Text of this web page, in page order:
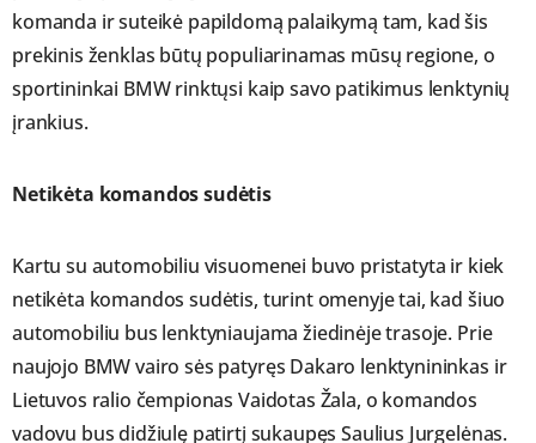
komanda ir suteikė papildomą palaikymą tam, kad šis
prekinis ženklas būtų populiarinamas mūsų regione, o
sportininkai BMW rinktųsi kaip savo patikimus lenktynių
įrankius.
Netikėta komandos sudėtis
Kartu su automobiliu visuomenei buvo pristatyta ir kiek
netikėta komandos sudėtis, turint omenyje tai, kad šiuo
automobiliu bus lenktyniaujama žiedinėje trasoje. Prie
naujojo BMW vairo sės patyręs Dakaro lenktynininkas ir
Lietuvos ralio čempionas Vaidotas Žala, o komandos
vadovu bus didžiulę patirtį sukaupęs Saulius Jurgelėnas.